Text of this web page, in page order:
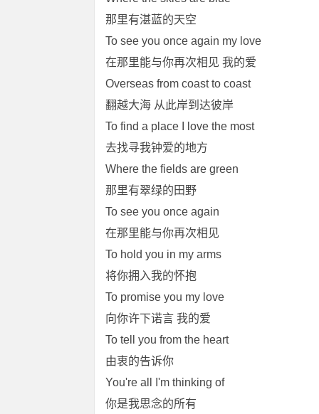
那里有湛蓝的天空
To see you once again my love
在那里能与你再次相见 我的爱
Overseas from coast to coast
翻越大海 从此岸到达彼岸
To find a place I love the most
去找寻我钟爱的地方
Where the fields are green
那里有翠绿的田野
To see you once again
在那里能与你再次相见
To hold you in my arms
将你拥入我的怀抱
To promise you my love
向你许下诺言 我的爱
To tell you from the heart
由衷的告诉你
You're all I'm thinking of
你是我思念的所有